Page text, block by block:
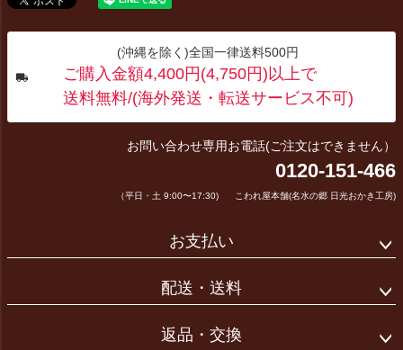
へ
(沖縄を除く)全国一律送料500円
ご購入金額4,400円(4,750円)以上で
送料無料/(海外発送・転送サービス不可)
お問い合わせ専用お電話(ご注文はできません）
0120-151-466
（平日・土 9:00〜17:30) こわれ屋本舗(名水の郷 日光おかき工房)
お支払い
配送・送料
返品・交換